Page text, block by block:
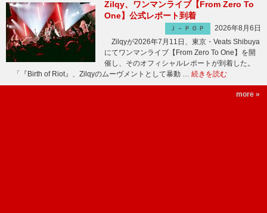
Zilqy、ワンマンライブ【From Zero To
One】公式レポート到着
Ｊ－ＰＯＰ
2026年8月6日
Zilqyが2026年7月11日、東京・Veats Shibuya
にてワンマンライブ【From Zero To One】を開
催し、そのオフィシャルレポートが到着した。
「『Birth of Riot』、Zilqyのムーヴメントとして暴動 … 続きを読む
more »